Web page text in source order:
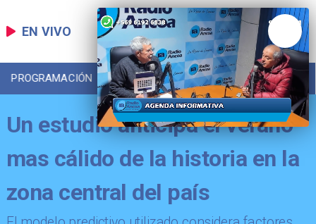
EN VIVO
PROGRAMACIÓN LOCAL DEPORTES
Un estudio anticipa el verano
mas cálido de la historia en la
zona central del país